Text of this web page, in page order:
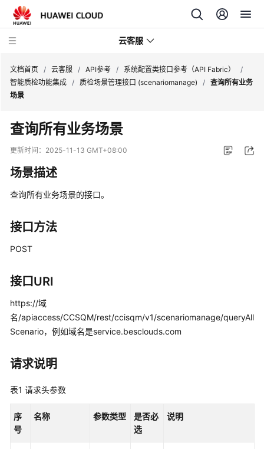
云客服
品
介
绍
快
入
户
南
价
格
说
开
发
指
文档首页 / 云客服 / API参考 / 系统配置类接口参考（API Fabric）
/
智能质检功能集成 / 质检场景管理接口 (scenariomanage) / 查询所有业务
场景
查询所有业务场景
更新时间： 2025-11-13 GMT+08:00
场景描述
查询所有业务场景的接口。
接口方法
POST
接口URI
https://域
名/apiaccess/CCSQM/rest/ccisqm/v1/scenariomanage/queryAll
Scenario，例如域名是service.besclouds.com
请求说明
表1 请求头参数
序
号
名称 参数类型
是否必
选
说明